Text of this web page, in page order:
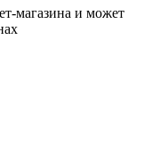
магазина и может